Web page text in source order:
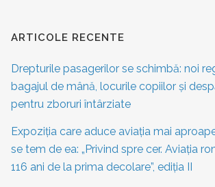
ARTICOLE RECENTE
Drepturile pasagerilor se schimbă: noi
bagajul de mână, locurile copiilor și
pentru zboruri întârziate
Expoziția care aduce aviația mai
se tem de ea: „Privind spre cer. Aviația
116 ani de la prima decolare”, ediția II